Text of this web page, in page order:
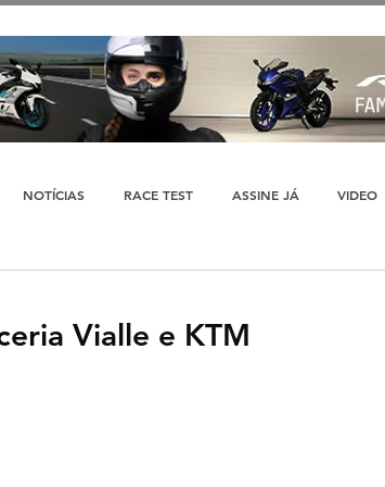
NOTÍCIAS RACE TEST ASSINE JÁ VIDEO
Vialle e KTM